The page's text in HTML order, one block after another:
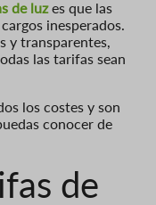
de luzes que las
inesperados.
y transparentes,
las tarifas sean
los costes y son
conocer de
de